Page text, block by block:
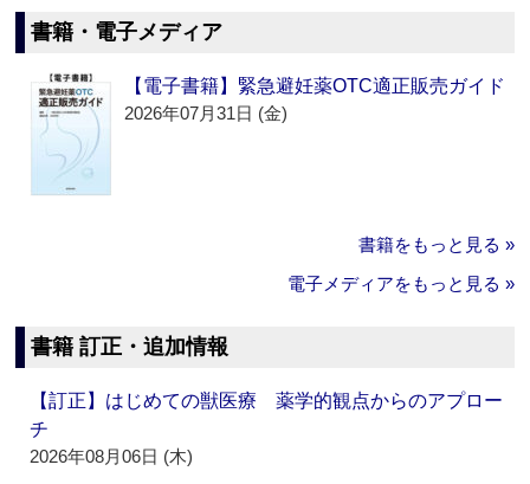
書籍・電子メディア
【電子書籍】緊急避妊薬OTC適正販売ガイド
2026年07月31日 (金)
書籍をもっと見る »
電子メディアをもっと見る »
書籍 訂正・追加情報
【訂正】はじめての獣医療 薬学的観点からのアプロー
チ
2026年08月06日 (木)